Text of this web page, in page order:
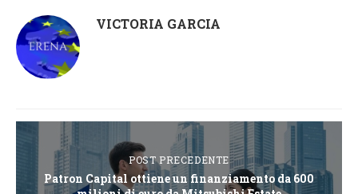
VICTORIA GARCIA
POST PRECEDENTE
Patron Capital ottiene un finanziamento da 600